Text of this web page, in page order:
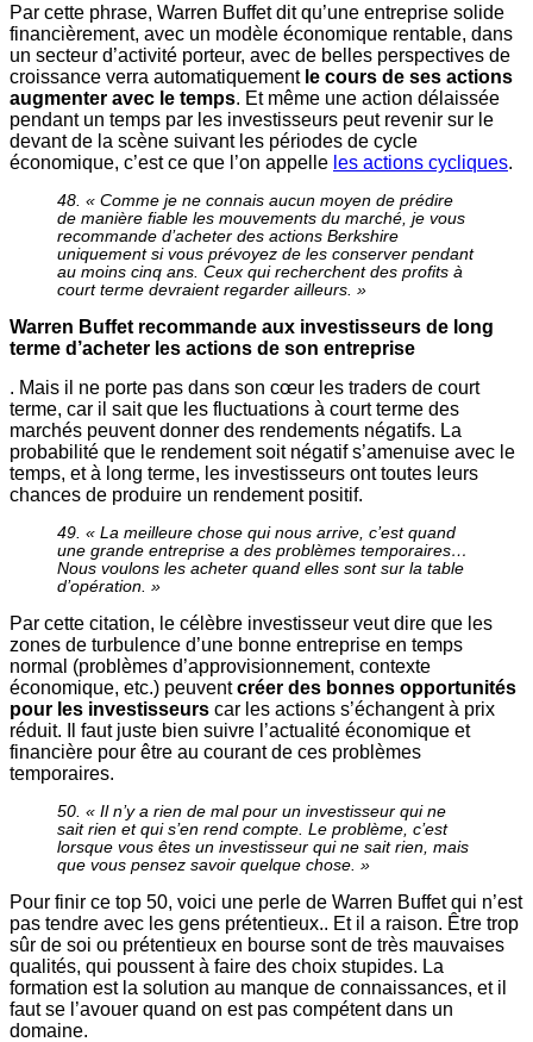
Par cette phrase, Warren Buffet dit qu’une entreprise solide
financièrement, avec un modèle économique rentable, dans
un secteur d’activité porteur, avec de belles perspectives de
croissance verra automatiquement le cours de ses actions
augmenter avec le temps. Et même une action délaissée
pendant un temps par les investisseurs peut revenir sur le
devant de la scène suivant les périodes de cycle
économique, c’est ce que l’on appelle les actions cycliques.
48. « Comme je ne connais aucun moyen de prédire
de manière fiable les mouvements du marché, je vous
recommande d’acheter des actions Berkshire
uniquement si vous prévoyez de les conserver pendant
au moins cinq ans. Ceux qui recherchent des profits à
court terme devraient regarder ailleurs. »
Warren Buffet recommande aux investisseurs de long
terme d’acheter les actions de son entreprise
. Mais il ne porte pas dans son cœur les traders de court
terme, car il sait que les fluctuations à court terme des
marchés peuvent donner des rendements négatifs. La
probabilité que le rendement soit négatif s’amenuise avec le
temps, et à long terme, les investisseurs ont toutes leurs
chances de produire un rendement positif.
49. « La meilleure chose qui nous arrive, c’est quand
une grande entreprise a des problèmes temporaires…
Nous voulons les acheter quand elles sont sur la table
d’opération. »
Par cette citation, le célèbre investisseur veut dire que les
zones de turbulence d’une bonne entreprise en temps
normal (problèmes d’approvisionnement, contexte
économique, etc.) peuventcréer des bonnes opportunités
pour les investisseurs car les actions s’échangent à prix
réduit. Il faut juste bien suivre l’actualité économique et
financière pour être au courant de ces problèmes
temporaires.
50. « Il n’y a rien de mal pour un investisseur qui ne
sait rien et qui s’en rend compte. Le problème, c’est
lorsque vous êtes un investisseur qui ne sait rien, mais
que vous pensez savoir quelque chose. »
Pour finir ce top 50, voici une perle de Warren Buffet qui n’est
pas tendre avec les gens prétentieux.. Et il a raison. Être trop
sûr de soi ou prétentieux en bourse sont de très mauvaises
qualités, qui poussent à faire des choix stupides. La
formation est la solution au manque de connaissances, et il
faut se l’avouer quand on est pas compétent dans un
domaine.